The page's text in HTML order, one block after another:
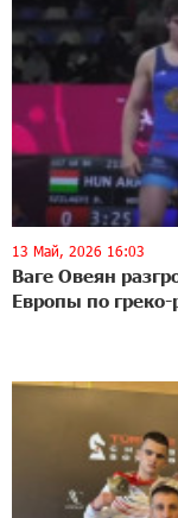
13 Май, 2026 16:03
Ваге Овеян
Европы по